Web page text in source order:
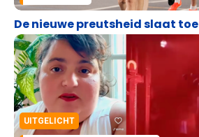
De nieuwe preutsheid slaat toe
UITGELICHT